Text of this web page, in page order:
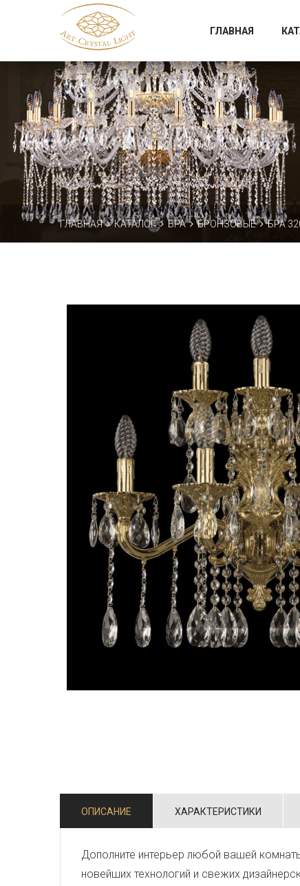
Официальный магазин фабрики Art Crystal Light
ГЛАВНАЯ
ГЛАВНАЯ КАТАЛОГ БРА БРОНЗОВЫЕ БРА
ОПИСАНИЕ ХАРАКТЕРИСТИКИ
Дополните интерьер любой вашей
новейших технологий и свежих